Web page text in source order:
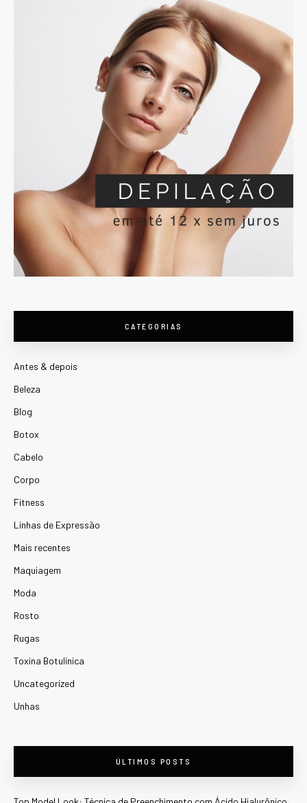
CATEGORIAS
Antes & depois
Beleza
Blog
Botox
Cabelo
Corpo
Fitness
Linhas de Expressão
Mais recentes
Maquiagem
Moda
Rosto
Rugas
Toxina Botulínica
Uncategorized
Unhas
ÚLTIMOS POSTS